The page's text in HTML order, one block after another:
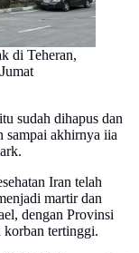
di Teheran,
sudah dihapus dan
sampai akhirnya iia
Iran telah
martir dan
dengan Provinsi
korban tertinggi.